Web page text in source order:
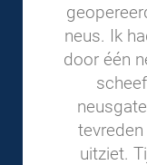
neus. Ik
door één
uitziet.